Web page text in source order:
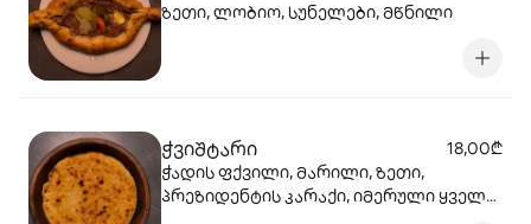
ზეთი, ლობიო, სუნელები, მწნილი
ჭვიშტარი
18,00₾
ჭადის ფქვილი, მარილი, ზეთი,
პრეზიდენტის კარაქი, იმერული ყველი,